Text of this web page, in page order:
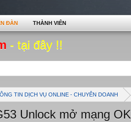
- tại đây !!
TIN DỊCH VỤ ONLINE - CHUYÊN DOANH
Unlock mở mạng OK
ĐÀN THÀNH VIÊN